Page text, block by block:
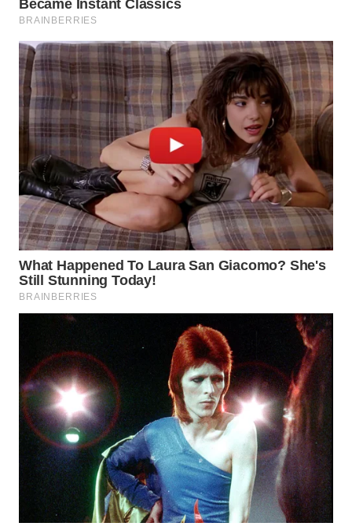
SULUT
WN
MALUKU
WN
MALUT
WN
DAIRI
WN
DANAU
WN
NIAS
WN
LANGKAT
WN
TAPANULI
SELATAN
WN
TANJUNG
LESUNG